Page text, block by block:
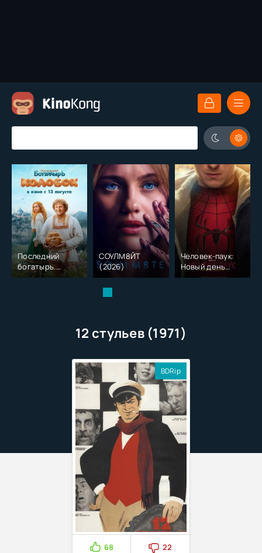
Последний
богатырь.
Колобок (2026)
СОУЛМ8ЙТ
(2026)
Человек-паук:
Новый день
(2026)
12 стульев (1971)
BDRip
68
22